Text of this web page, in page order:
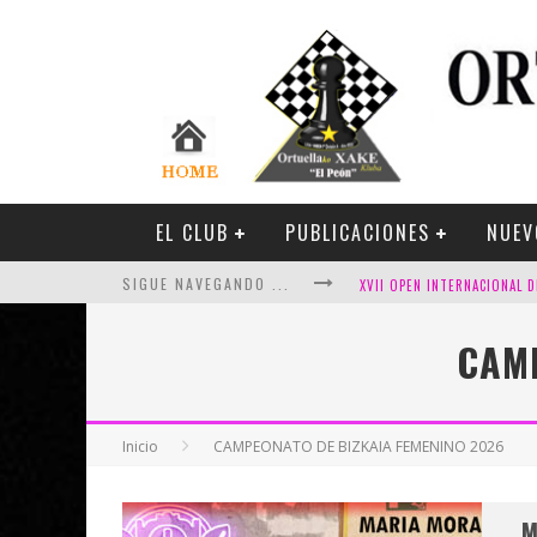
EL CLUB PUBLICACIONES
SIGUE NAVEGANDO ...
FESTIVAL DE AJEDREZ DE
Inicio CAMPEONATO DE BIZKAIA FEMENINO 2026